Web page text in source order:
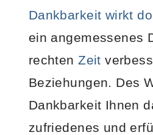
Dankbarkeit wirkt
ein angemessenes
rechtenZeit
Beziehungen. Des
Dankbarkeit Ihnen
zufriedenes und